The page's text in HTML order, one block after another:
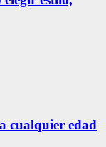
cualquier edad